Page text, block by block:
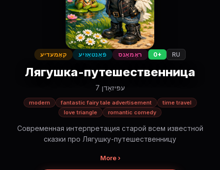
קאָמעדיע פֿאַנטאַזיע ראָמאַנס 0+ RU
Лягушка-путешественница
7 עפּיזאָדן
modern fantastic fairy tale advertisement
time travel
love triangle
romantic comedy
Современная интерпретация старой всем известной
сказки про Лягушку-путешественницу
More ›